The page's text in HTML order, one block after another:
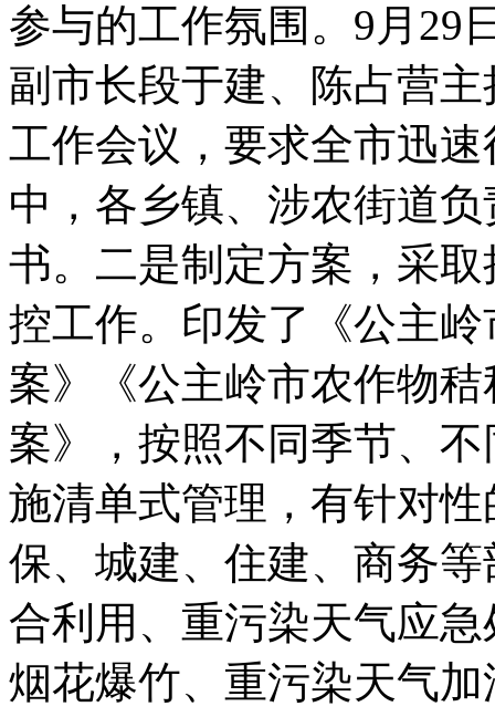
参与的工作氛围。9月29
副市长段于建、陈占营
工作会议，要求全市迅
中，各乡镇、涉农街道
书。二是制定方案，采
控工作。印发了《公主
案》《公主岭市农作物
案》，按照不同季节、
施清单式管理，有针对
保、城建、住建、商务
合利用、重污染天气应
烟花爆竹、重污染天气